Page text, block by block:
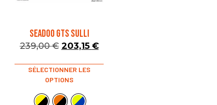
SEADOO GTS SULLI
239,00€ 203,15 €
SÉLECTIONNER LES
OPTIONS